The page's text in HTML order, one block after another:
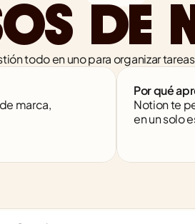
DE
todo en uno para organizar
marca,
Por qué
Notion te
en un solo